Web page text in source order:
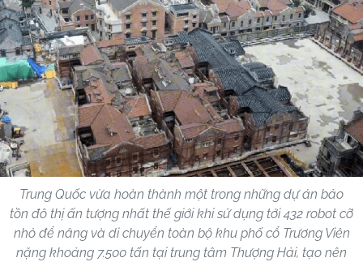
Trung Quốc vừa hoàn thành một trong những dự án bảo
tồn đô thị ấn tượng nhất thế giới khi sử dụng tới 432 robot cỡ
nhỏ để nâng và di chuyển toàn bộ khu phố cổ Trương Viên
nặng khoảng 7.500 tấn tại trung tâm Thượng Hải, tạo nên